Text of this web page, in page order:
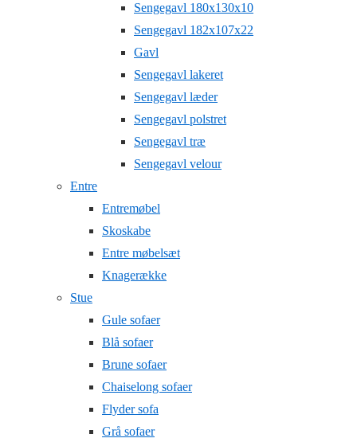
Sengegavl 180x130x10
Sengegavl 182x107x22
Gavl
Sengegavl lakeret
Sengegavl læder
Sengegavl polstret
Sengegavl træ
Sengegavl velour
Entre
Entremøbel
Skoskabe
Entre møbelsæt
Knagerække
Stue
Gule sofaer
Blå sofaer
Brune sofaer
Chaiselong sofaer
Flyder sofa
Grå sofaer